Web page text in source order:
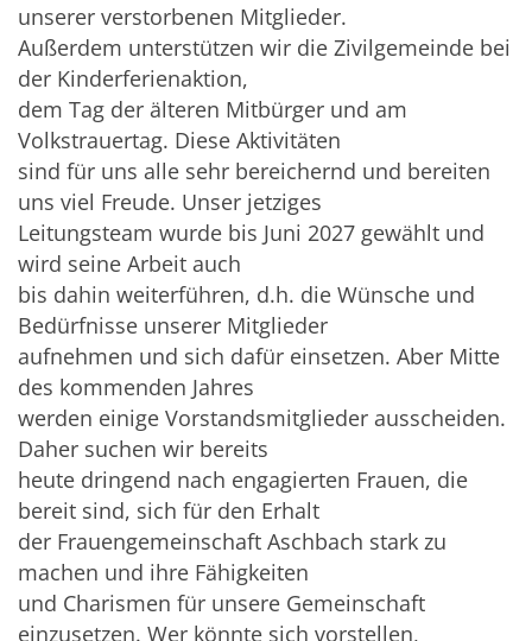
unserer verstorbenen Mitglieder.
Außerdem unterstützen wir die Zivilgemeinde bei
der Kinderferienaktion,
dem Tag der älteren Mitbürger und am
Volkstrauertag. Diese Aktivitäten
sind für uns alle sehr bereichernd und bereiten
uns viel Freude. Unser jetziges
Leitungsteam wurde bis Juni 2027 gewählt und
wird seine Arbeit auch
bis dahin weiterführen, d.h. die Wünsche und
Bedürfnisse unserer Mitglieder
aufnehmen und sich dafür einsetzen. Aber Mitte
des kommenden Jahres
werden einige Vorstandsmitglieder ausscheiden.
Daher suchen wir bereits
heute dringend nach engagierten Frauen, die
bereit sind, sich für den Erhalt
der Frauengemeinschaft Aschbach stark zu
machen und ihre Fähigkeiten
und Charismen für unsere Gemeinschaft
einzusetzen. Wer könnte sich vorstellen,